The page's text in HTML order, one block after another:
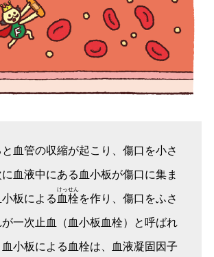
血管の収縮が起こり、傷口を小さ
に血液中にある血小板が傷口に集ま
板による 血栓
けっせん
を作り、傷口をふさ
一次止血（血小板血栓）と呼ばれ
小板による血栓は、血液凝固因子